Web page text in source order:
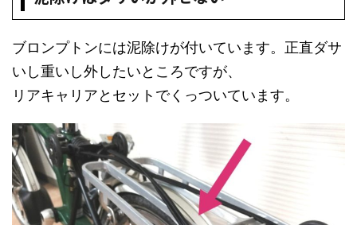
ブロンプトンには泥除けが付いています。正直ダサ
いし重いし外したいところですが、
リアキャリアとセットでくっついています。